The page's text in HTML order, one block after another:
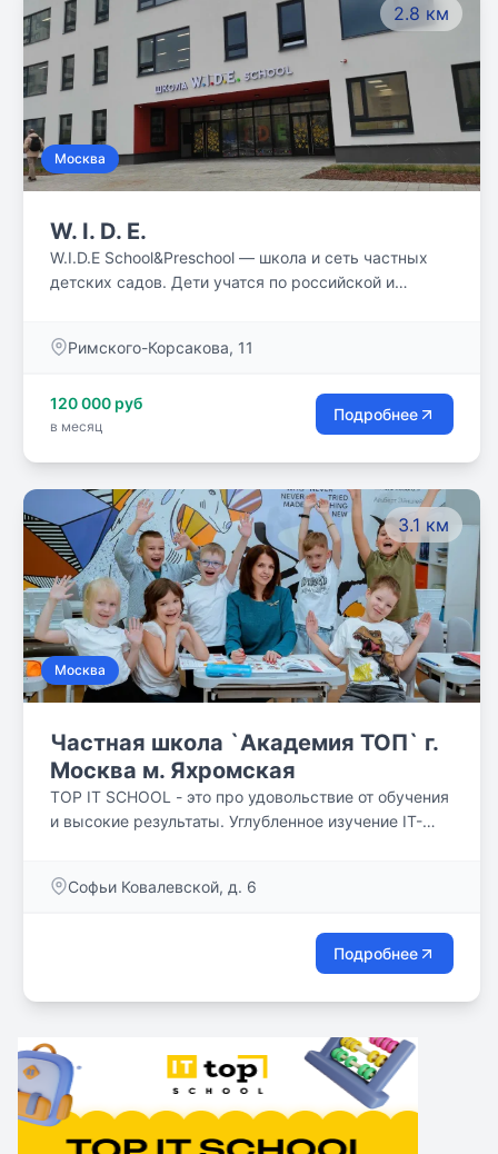
2.8 км
Москва
W. I. D. E.
W.I.D.E School&Preschool — школа и сеть частных
детских садов. Дети учатся по российской и
английским, * международный диплом IB.
углубленное изучение физики и математики.
Образовательная лицензия 1 – 11 классы.
Римского-Корсакова, 11
120 000 руб
в месяц
Подробнее
3.1 км
Москва
Частная школа `Академия ТОП` г.
Москва м. Яхромская
TOP IT SCHOOL - это про удовольствие от обучения
и высокие результаты. Углубленное изучение IT-
Софьи Ковалевской, д. 6
Подробнее